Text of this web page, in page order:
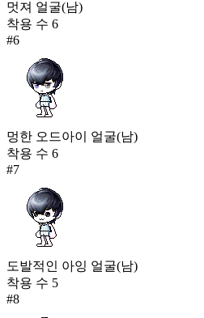
멋져 얼굴(남)
착용 수 6
#6
멍한 오드아이 얼굴(남)
착용 수 6
#7
도발적인 아잉 얼굴(남)
착용 수 5
#8